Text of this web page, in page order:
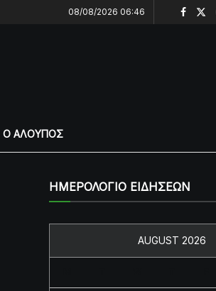
08/08/2026 06:46
Ο ΑΛΟΥΠΟΣ
ΗΜΕΡΟΛΟΓΙΟ ΕΙΔΗΣΕΩΝ
AUGUST 2026